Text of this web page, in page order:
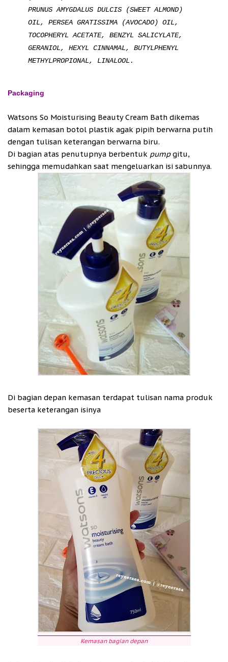
PRUNUS AMYGDALUS DULCIS (SWEET ALMOND)
OIL, PERSEA GRATISSIMA (AVOCADO) OIL,
TOCOPHERYL ACETATE, BENZYL SALICYLATE,
GERANIOL, HEXYL CINNAMAL, BUTYLPHENYL
METHYLPROPIONAL, LINALOOL.
Packaging
Watsons So Moisturising Beauty Cream Bath dikemas
dalam kemasan botol plastik agak pipih berwarna putih
dengan tulisan keterangan berwarna biru.
Di bagian atas penutupnya berbentuk pumpgitu,
sehingga memudahkan saat mengeluarkan isi sabunnya.
Di bagian depan kemasan terdapat tulisan nama produk
beserta keterangan isinya
Kemasan bagian depan